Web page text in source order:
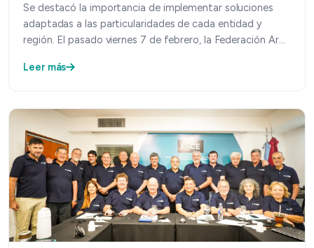
Se destacó la importancia de implementar soluciones
adaptadas a las particularidades de cada entidad y
región. El pasado viernes 7 de febrero, la Federación Ar…
Leer más